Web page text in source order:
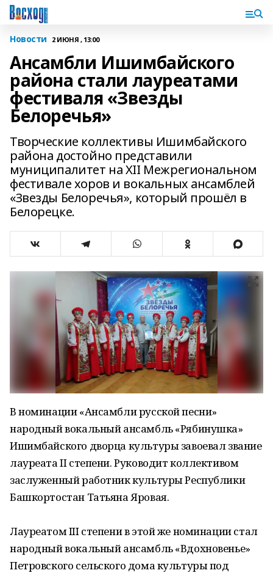
Новости 2 ИЮНЯ , 13:00
Ансамбли Ишимбайского
района стали лауреатами
фестиваля «Звезды
Белоречья»
Творческие коллективы Ишимбайского
района достойно представили
муниципалитет на XII Межрегиональном
фестивале хоров и вокальных ансамблей
«Звезды Белоречья», который прошёл в
Белорецке.
В номинации «Ансамбли русской песни»
народный вокальный ансамбль «Рябинушка»
Ишимбайского дворца культуры завоевал звание
лауреата II степени. Руководит коллективом
заслуженный работник культуры Республики
Башкортостан Татьяна Яровая.
Лауреатом III степени в этой же номинации стал
народный вокальный ансамбль «Вдохновенье»
Петровского сельского дома культуры под